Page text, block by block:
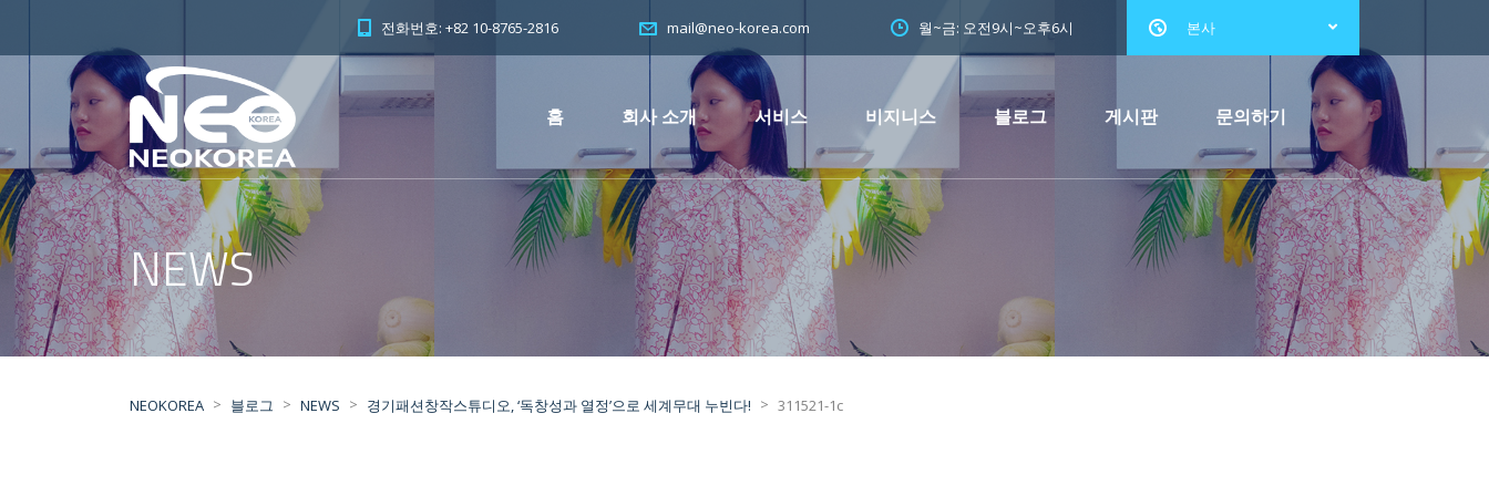
본사
전화번호: +82 10-8765-2816 mail@neo-korea.com 월~금: 오전9시~오후6시
홈 회사 소개 서비스 비지니스 블로그 게시판 문의하기
NEWS
NEOKOREA > 블로그 > NEWS > 경기패션창작스튜디오, ‘독창성과 열정’으로 세계무대 누빈다! > 311521-1c